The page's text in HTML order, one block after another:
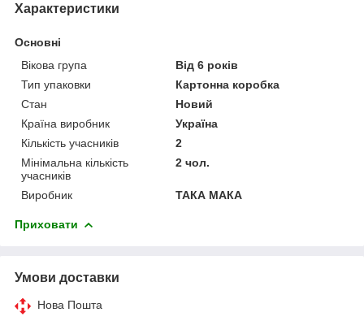
Характеристики
Основні
Вікова група
Від 6 років
Тип упаковки
Картонна коробка
Стан
Новий
Країна виробник
Україна
Кількість учасників
2
Мінімальна кількість
учасників
2 чол.
Виробник ТАКА МАКА
Приховати
Умови доставки
Нова Пошта